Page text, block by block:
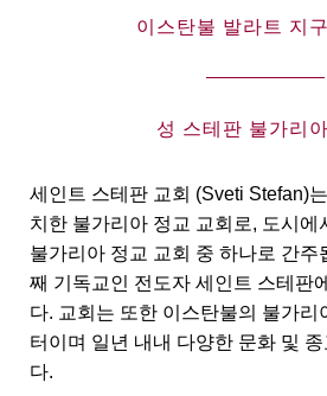
이스탄불 발라트 지
성 스테판 불가리
세인트 스테판 교회 (Sveti Stefan)
치한 불가리아 정교 교회로, 도시에
불가리아 정교 교회 중 하나로 간주
째 기독교인 전도자 세인트 스테판
다. 교회는 또한 이스탄불의 불가리
터이며 일년 내내 다양한 문화 및
다.